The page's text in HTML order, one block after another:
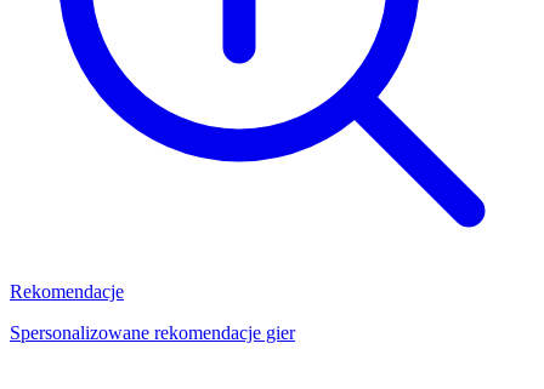
Rekomendacje
Spersonalizowane rekomendacje gier